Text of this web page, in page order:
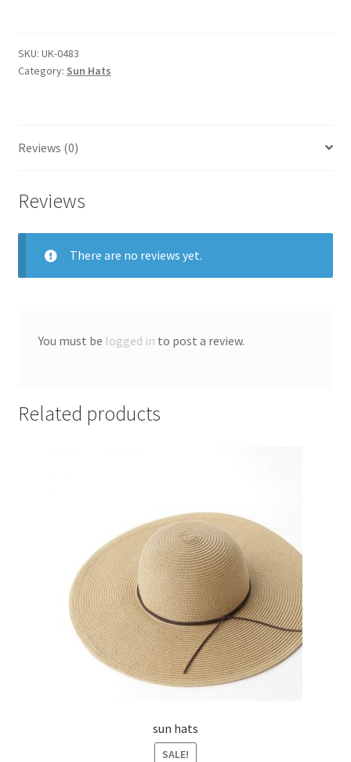
SKU: UK-0483
Category: Sun Hats
Reviews (0)
Reviews
There are no reviews yet.
You must be logged in to post a review.
Related products
sun hats
SALE!